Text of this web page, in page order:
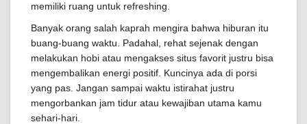
memiliki ruang untuk refreshing.
Banyak orang salah kaprah mengira bahwa hiburan itu
buang-buang waktu. Padahal, rehat sejenak dengan
melakukan hobi atau mengakses situs favorit justru bisa
mengembalikan energi positif. Kuncinya ada di porsi
yang pas. Jangan sampai waktu istirahat justru
mengorbankan jam tidur atau kewajiban utama kamu
sehari-hari.